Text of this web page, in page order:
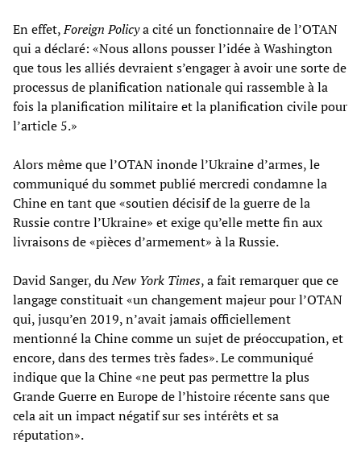
En effet,Foreign Policya cité un fonctionnaire de l’OTAN
qui a déclaré: «Nous allons pousser l’idée à Washington
que tous les alliés devraient s’engager à avoir une sorte de
processus de planification nationale qui rassemble à la
fois la planification militaire et la planification civile pour
l’article 5.»
Alors même que l’OTAN inonde l’Ukraine d’armes, le
communiqué du sommet publié mercredi condamne la
Chine en tant que «soutien décisif de la guerre de la
Russie contre l’Ukraine» et exige qu’elle mette fin aux
livraisons de «pièces d’armement» à la Russie.
David Sanger, duNew York Times, a fait remarquer que ce
langage constituait «un changement majeur pour l’OTAN
qui, jusqu’en 2019, n’avait jamais officiellement
mentionné la Chine comme un sujet de préoccupation, et
encore, dans des termes très fades». Le communiqué
indique que la Chine «ne peut pas permettre la plus
Grande Guerre en Europe de l’histoire récente sans que
cela ait un impact négatif sur ses intérêts et sa
réputation».